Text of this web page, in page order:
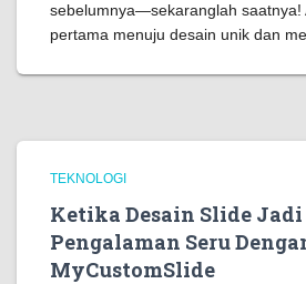
sebelumnya—sekaranglah saatnya!
pertama menuju desain unik dan
TEKNOLOGI
Ketika Desain Slide
Pengalaman Seru
MyCustomSlide